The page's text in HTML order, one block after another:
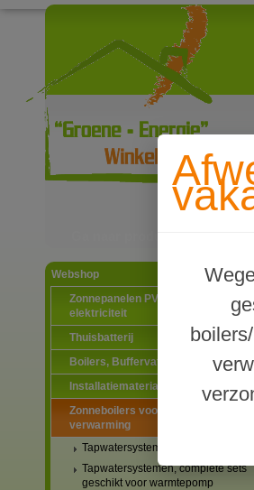
Webshop
Zonnepanelen PV-systemen
elektriciteit
Thuisbatterij
Boilers, Buffervaten en toebehoren
Installatiematerialen
Zonneboilers voor warmtapwater en
verwarming
Tapwatersystemen, complete sets
Tapwatersystemen, complete sets
geschikt voor warmtepomp